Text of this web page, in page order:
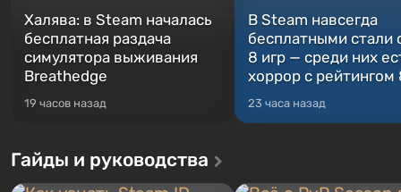
Халява: в Steam началась
бесплатная раздача
симулятора выживания
Breathedge
19 часов назад
В Steam навсегда
бесплатными стали
8 игр — среди них
хоррор с рейтингом
23 часа назад
Гайды и руководства